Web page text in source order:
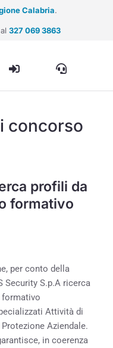
Calabria.
327 069 3863
concorso
profili da
formativo
per conto della
Security S.p.A ricerca
Attività di
Aziendale.
in coerenza